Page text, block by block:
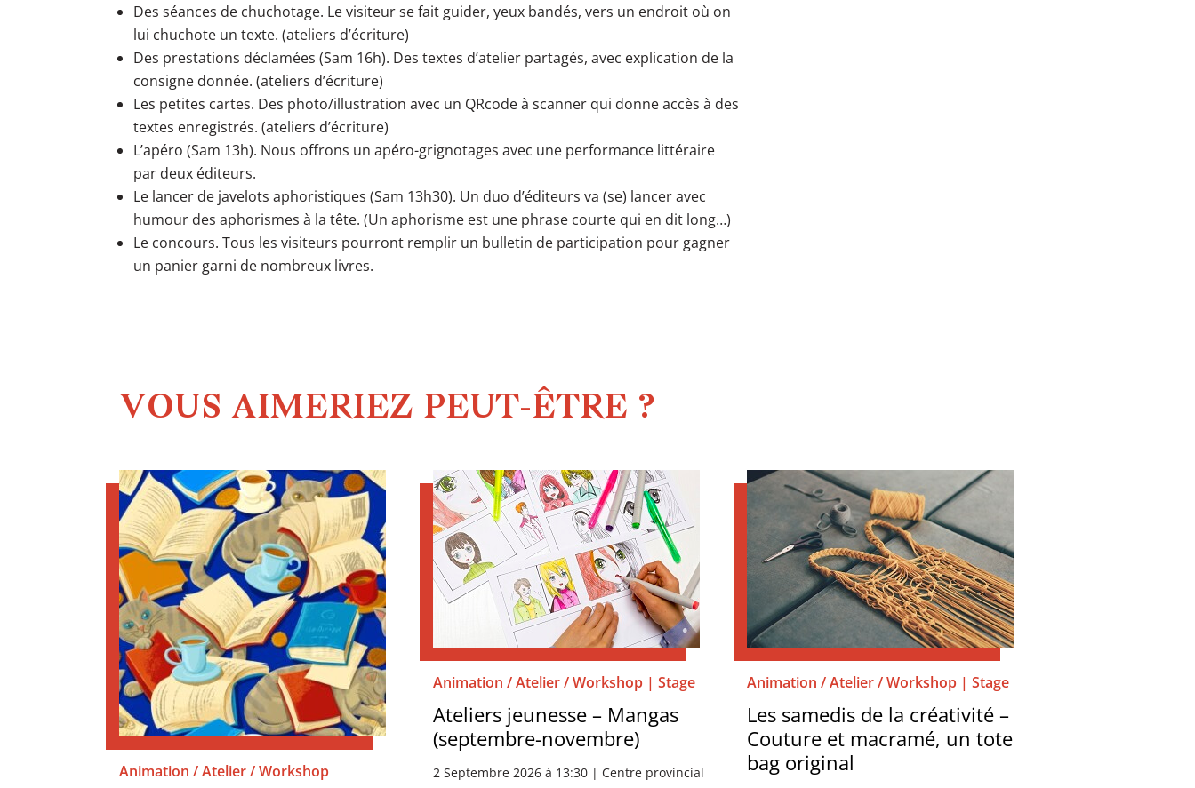
Des séances de chuchotage. Le visiteur se fait guider, yeux bandés, vers un endroit où on
lui chuchote un texte. (ateliers d’écriture)
Des prestations déclamées (Sam 16h). Des textes d’atelier partagés, avec explication de la
consigne donnée. (ateliers d’écriture)
Les petites cartes. Des photo/illustration avec un QRcode à scanner qui donne accès à des
textes enregistrés. (ateliers d’écriture)
L’apéro (Sam 13h). Nous offrons un apéro-grignotages avec une performance littéraire
par deux éditeurs.
Le lancer de javelots aphoristiques (Sam 13h30). Un duo d’éditeurs va (se) lancer avec
humour des aphorismes à la tête. (Un aphorisme est une phrase courte qui en dit long…)
Le concours. Tous les visiteurs pourront remplir un bulletin de participation pour gagner
un panier garni de nombreux livres.
VOUS AIMERIEZ PEUT-ÊTRE ?
Animation / Atelier / Workshop
Animation / Atelier / Workshop | Stage
Ateliers jeunesse – Mangas
(septembre-novembre)
2 Septembre 2026 à 13:30 | Centre provincial
Animation / Atelier / Workshop | Stage
Les samedis de la créativité –
Couture et macramé, un tote
bag original